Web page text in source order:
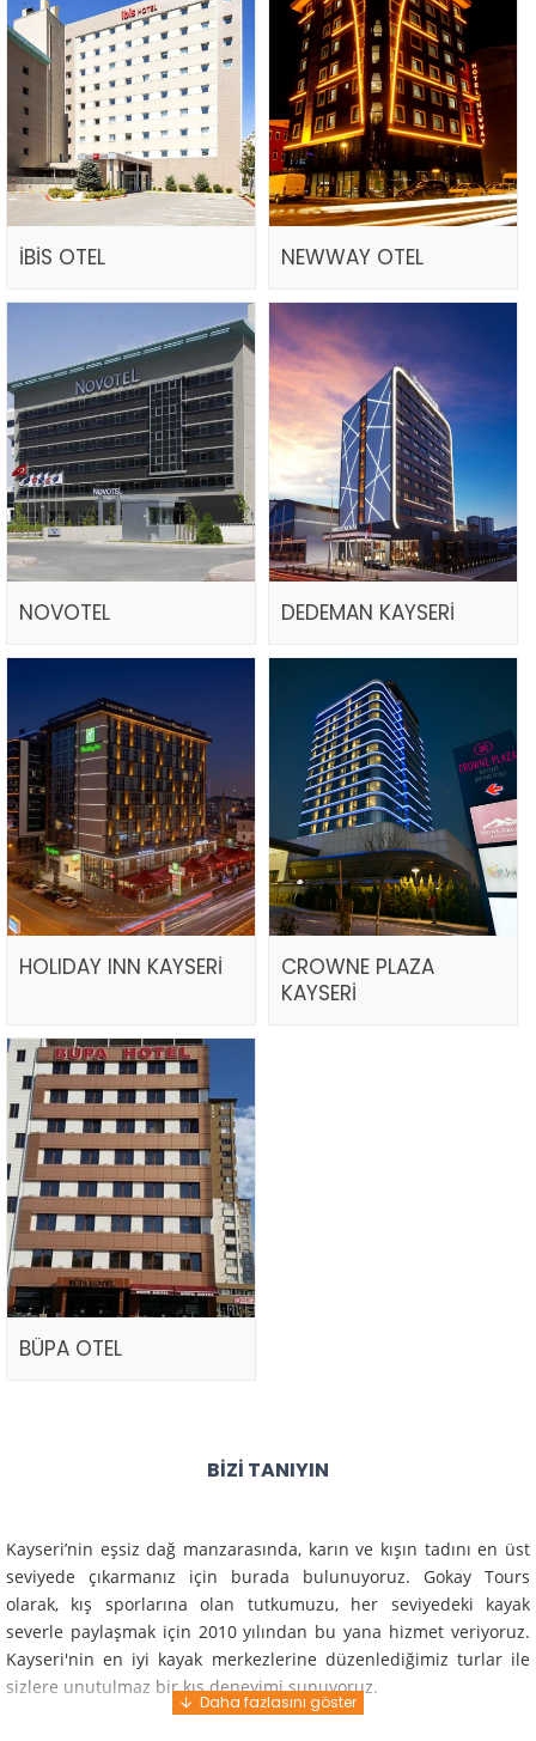
İBİS OTEL NEWWAY OTEL
NOVOTEL DEDEMAN KAYSERİ
HOLIDAY INN KAYSERİ
CROWNE PLAZA
KAYSERİ
BÜPA OTEL
BIZI TANIYIN
Kayseri’nin eşsiz dağ manzarasında, karın ve kışın tadını en üst
seviyede çıkarmanız için burada bulunuyoruz. Gokay Tours
olarak, kış sporlarına olan tutkumuzu, her seviyedeki kayak
severle paylaşmak için 2010 yılından bu yana hizmet veriyoruz.
Kayseri'nin en iyi kayak merkezlerine düzenlediğimiz turlar ile
sizlere unutulmaz bir kış deneyimi sunuyoruz.